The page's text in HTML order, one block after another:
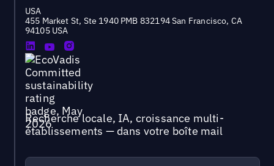
USA
455 Market St, Ste 1940 PMB 832194 San Francisco, CA
94105 USA
Recherche locale, IA, croissance multi-
établissements — dans votre boîte mail